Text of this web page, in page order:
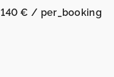
140 € / per_booking